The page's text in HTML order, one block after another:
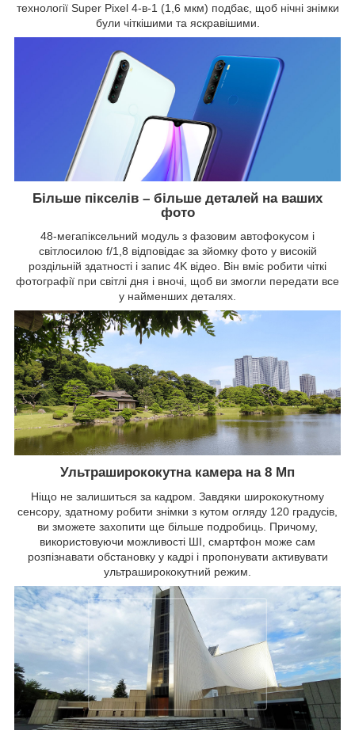
технології Super Pixel 4-в-1 (1,6 мкм) подбає, щоб нічні знімки
були чіткішими та яскравішими.
Більше пікселів – більше деталей на ваших
фото
48-мегапіксельний модуль з фазовим автофокусом і
світлосилою f/1,8 відповідає за зйомку фото у високій
роздільній здатності і запис 4K відео. Він вміє робити чіткі
фотографії при світлі дня і вночі, щоб ви змогли передати все
у найменших деталях.
Ультраширококутна камера на 8 Мп
Ніщо не залишиться за кадром. Завдяки ширококутному
сенсору, здатному робити знімки з кутом огляду 120 градусів,
ви зможете захопити ще більше подробиць. Причому,
використовуючи можливості ШІ, смартфон може сам
розпізнавати обстановку у кадрі і пропонувати активувати
ультраширококутний режим.